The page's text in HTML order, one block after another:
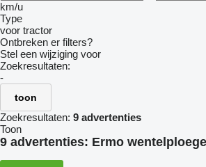
km/u
Type
voor tractor
Ontbreken er filters?
Stel een wijziging voor
Zoekresultaten:
-
toon
Zoekresultaten: 9 advertenties
Toon
9 advertenties: Ermo